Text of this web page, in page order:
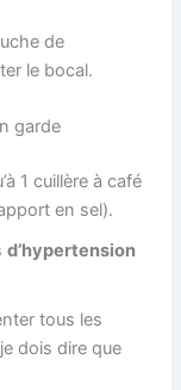
de
le bocal.
garde
1 cuillère à café
en sel).
d’hypertension
tous les
dois dire que